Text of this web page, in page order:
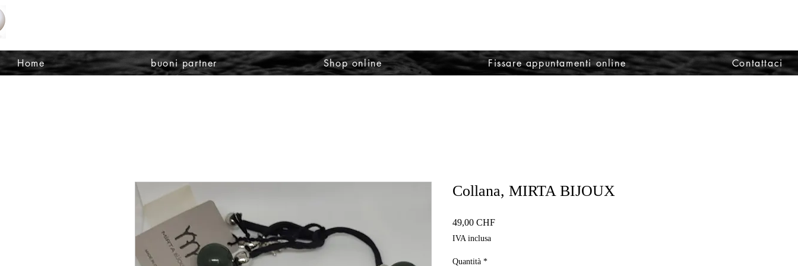
Home buoni partner Shop online Fissare appuntamenti online Contattaci
Collana, MIRTA BIJOUX
49,00 CHFPrezzo
IVA inclusa
Quantità *